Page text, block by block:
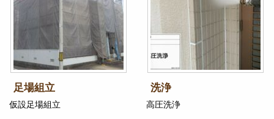
足場組立
仮設足場組立
洗浄
高圧洗浄